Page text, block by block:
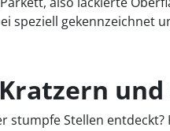
speziell gekennzeichnet
stumpfe Stellen